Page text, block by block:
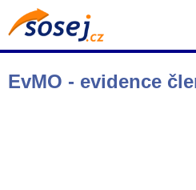
EvMO - evidence